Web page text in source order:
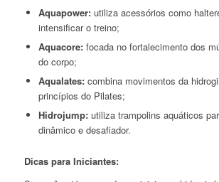
Aquapower:utiliza acessórios como
intensificar o treino;
Aquacore:focada no fortalecimento dos
do corpo;
Aqualates:combina movimentos da
princípios do Pilates;
Hidrojump:utiliza trampolins aquáticos
dinâmico e desafiador.
Dicas para Iniciantes: